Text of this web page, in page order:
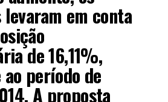
em conta
de 16,11%,
período de
A proposta